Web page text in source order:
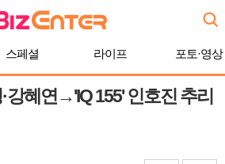
스페셜 라이프 포토·영상
강혜연→'IQ 155' 인호진 추리